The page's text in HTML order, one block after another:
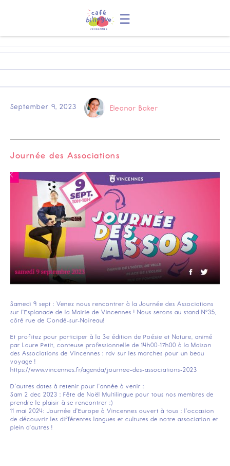
☰
September 9, 2023 Eleanor Baker
Journée des Associations
Samedi 9 sept : Venez nous rencontrer à la Journée des Associations
sur l'Esplanade de la Mairie de Vincennes ! Nous serons au stand N°35,
côté rue de Condé-sur-Noireau!
Et profitez pour participer à la 3e édition de Poésie et Nature, animé
par Laure Petit, conteuse professionnelle de 14h00-17h00 à la Maison
des Associations de Vincennes : rdv sur les marches pour un beau
voyage !
https://www.vincennes.fr/agenda/journee-des-associations-2023
D'autres dates à retenir pour l'année à venir :
Sam 2 dec 2023 : Fête de Noël Multilingue pour tous nos membres de
prendre le plaisir à se rencontrer :)
11 mai 2024: Journée d'Europe à Vincennes ouvert à tous : l'occasion
de découvrir les différentes langues et cultures de notre association et
plein d'autres !